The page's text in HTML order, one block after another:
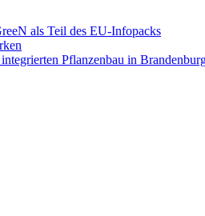
als Teil des EU-Infopacks
Pflanzenbau in